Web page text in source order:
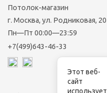
Потолок-магазин
г. Москва, ул. Родниковая, 20
Пн—Пт 00:00—23:59
+7(499)643-46-33
Этот веб-
сайт
использует